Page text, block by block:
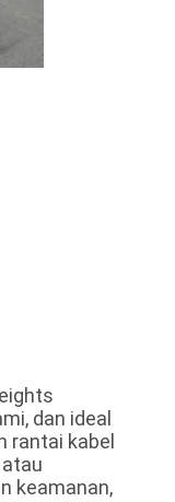
dan ideal
rantai kabel
keamanan,